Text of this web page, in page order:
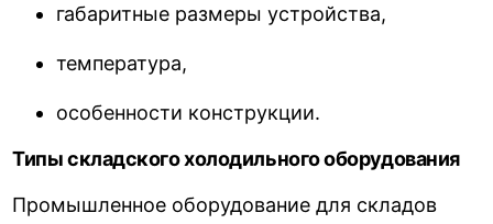
габаритные размеры устройства,
температура,
особенности конструкции.
Типы складского холодильного оборудования
Промышленное оборудование для складов